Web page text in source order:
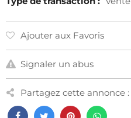
Ajouter aux Favoris
Signaler un abus
Partagez cette annonce :